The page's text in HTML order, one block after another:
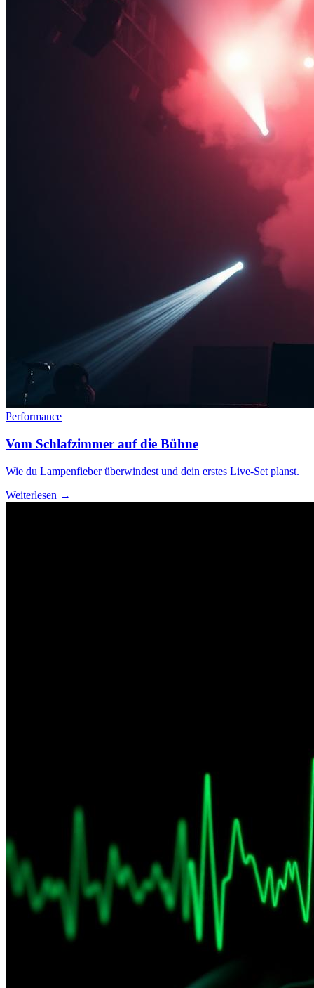
Performance
Vom Schlafzimmer auf die Bühne
Wie du Lampenfieber überwindest und dein erstes Live-Set planst.
Weiterlesen →